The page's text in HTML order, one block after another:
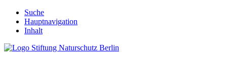
Suche
Hauptnavigation
Inhalt